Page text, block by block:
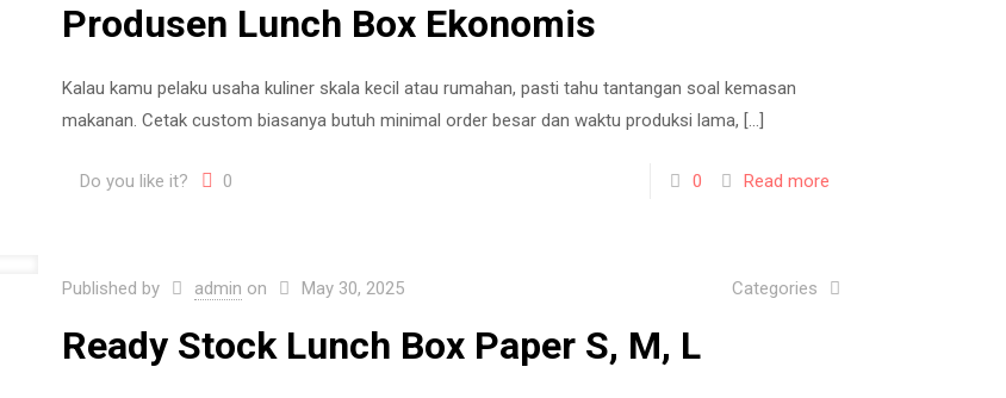
Produsen Lunch Box Ekonomis
Kalau kamu pelaku usaha kuliner skala kecil atau rumahan, pasti tahu tantangan soal kemasan
makanan. Cetak custom biasanya butuh minimal order besar dan waktu produksi lama, […]
Do you like it? 0 0 Read more
Published by admin on May 30, 2025 Categories
Ready Stock Lunch Box Paper S, M, L